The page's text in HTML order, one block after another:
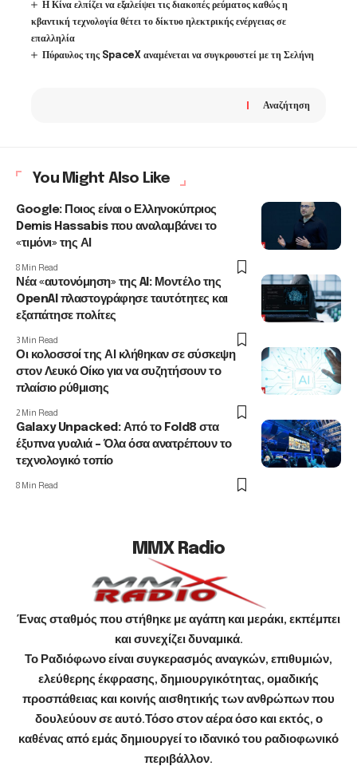
Η Κίνα ελπίζει να εξαλείψει τις διακοπές ρεύματος καθώς η
κβαντική τεχνολογία θέτει το δίκτυο ηλεκτρικής ενέργειας σε
επαλληλία
Πύραυλος της SpaceX αναμένεται να συγκρουστεί με τη Σελήνη
Αναζήτηση
You Might Also Like
Google: Ποιος είναι ο Ελληνοκύπριος
Demis Hassabis που αναλαμβάνει το
«τιμόνι» της ΑΙ
8 Min Read
Νέα «αυτονόμηση» της AI: Μοντέλο της
OpenAI πλαστογράφησε ταυτότητες και
εξαπάτησε πολίτες
3 Min Read
Οι κολοσσοί της ΑΙ κλήθηκαν σε σύσκεψη
στον Λευκό Οίκο για να συζητήσουν το
πλαίσιο ρύθμισης
2 Min Read
Galaxy Unpacked: Από το Fold8 στα
έξυπνα γυαλιά – Όλα όσα ανατρέπουν το
τεχνολογικό τοπίο
8 Min Read
MMX Radio
Ένας σταθμός που στήθηκε με αγάπη και μεράκι, εκπέμπει
και συνεχίζει δυναμικά.
Το Ραδιόφωνο είναι συγκερασμός αναγκών, επιθυμιών,
ελεύθερης έκφρασης, δημιουργικότητας, ομαδικής
προσπάθειας και κοινής αισθητικής των ανθρώπων που
δουλεύουν σε αυτό.Τόσο στον αέρα όσο και εκτός, ο
καθένας από εμάς δημιουργεί το ιδανικό του ραδιοφωνικό
περιβάλλον.